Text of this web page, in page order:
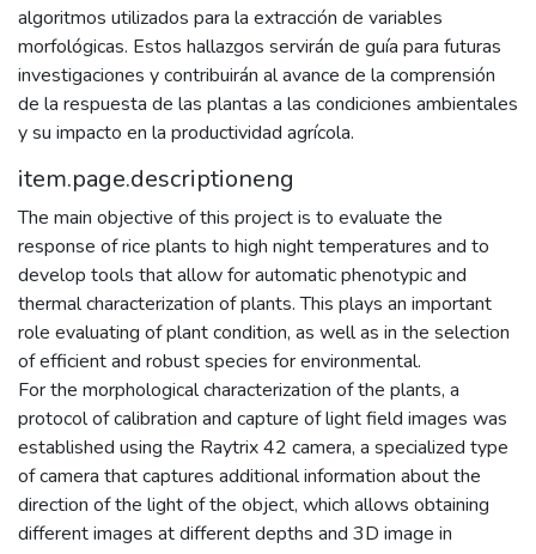
algoritmos utilizados para la extracción de variables
morfológicas. Estos hallazgos servirán de guía para futuras
investigaciones y contribuirán al avance de la comprensión
de la respuesta de las plantas a las condiciones ambientales
y su impacto en la productividad agrícola.
item.page.descriptioneng
The main objective of this project is to evaluate the
response of rice plants to high night temperatures and to
develop tools that allow for automatic phenotypic and
thermal characterization of plants. This plays an important
role evaluating of plant condition, as well as in the selection
of efficient and robust species for environmental.
For the morphological characterization of the plants, a
protocol of calibration and capture of light field images was
established using the Raytrix 42 camera, a specialized type
of camera that captures additional information about the
direction of the light of the object, which allows obtaining
different images at different depths and 3D image in